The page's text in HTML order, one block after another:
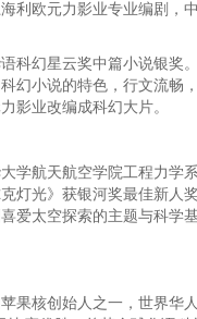
欧元力影业专业编剧，
幻星云奖中篇小说银奖
幻小说的特色，行文流
影业改编成科幻大片。
航天航空学院工程力学
灯光》获银河奖最佳新
爱太空探索的主题与科
核创始人之一，世界华